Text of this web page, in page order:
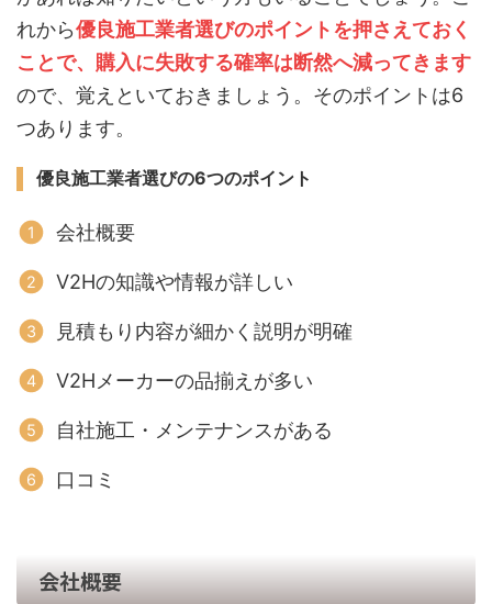
れから優良施工業者選びのポイントを押さえておく
ことで、購入に失敗する確率は断然へ減ってきます
ので、覚えといておきましょう。そのポイントは6
つあります。
優良施工業者選びの6つのポイント
会社概要
V2Hの知識や情報が詳しい
見積もり内容が細かく説明が明確
V2Hメーカーの品揃えが多い
自社施工・メンテナンスがある
口コミ
会社概要